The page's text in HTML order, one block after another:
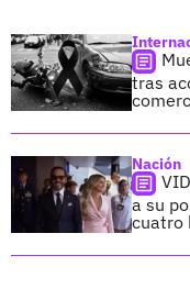
tras
Nación
a su
cuatro